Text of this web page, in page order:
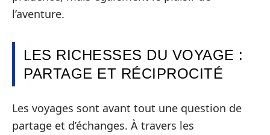
l’aventure.
LES RICHESSES DU VOYAGE :
PARTAGE ET RÉCIPROCITÉ
Les voyages sont avant tout une question de
partage et d’échanges. À travers les